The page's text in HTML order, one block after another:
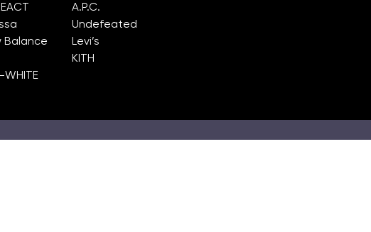
Balance
WHITE
A.P.C.
Undefeated
Levi’s
KITH